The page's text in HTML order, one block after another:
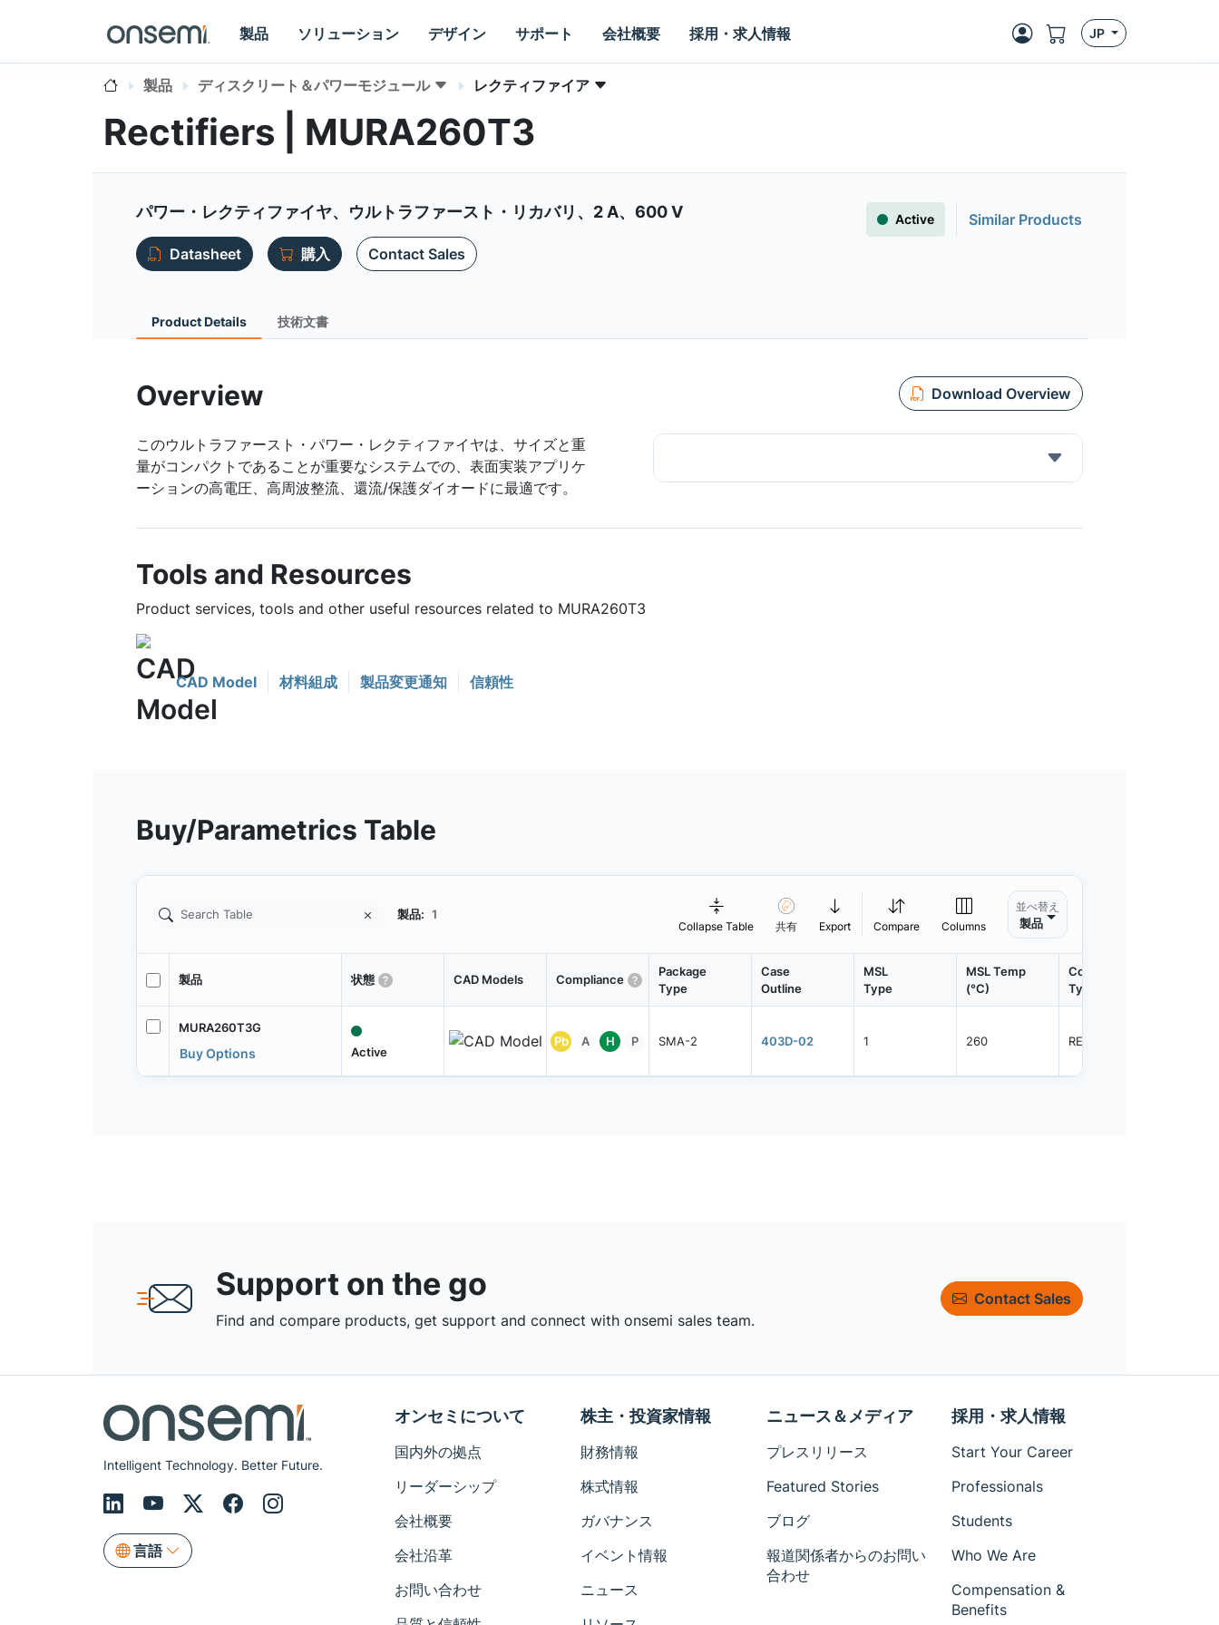
製品 ソリューション デザイン サポート 会社概要 採用・求人情報 JP
製品 ディスクリート＆パワーモジュール レクティファイア
Rectifiers | MURA260T3
パワー・レクティファイヤ、ウルトラファースト・リカバリ、2 A、600 V Active
Similar Products
Datasheet
購入 Contact Sales
Product Details 技術文書
Overview Download Overview
このウルトラファースト・パワー・レクティファイヤは、サイズと重
量がコンパクトであることが重要なシステムでの、表面実装アプリケ
ーションの高電圧、高周波整流、還流/保護ダイオードに最適です。
Tools and Resources
Product services, tools and other useful resources related to MURA260T3
CAD Model 材料組成 製品変更通知 信頼性
Buy/Parametrics Table
製品: 1
Collapse Table 共有 Export Compare Columns
並べ替え
製品
製品 状態 CAD Models Compliance
Package
Type
Case
Outline
MSL
Type
MSL Temp
(°C)
Container
Type
MURA260T3G
Buy Options Active
Pb A H P SMA-2 403D-02 1 260 REEL
Support on the go
Find and compare products, get support and connect with onsemi sales team.
Contact Sales
Intelligent Technology. Better Future.
言語
オンセミについて
国内外の拠点
リーダーシップ
会社概要
会社沿革
お問い合わせ
株主・投資家情報
財務情報
株式情報
ガバナンス
イベント情報
ニュース
ニュース＆メディア
プレスリリース
Featured Stories
ブログ
報道関係者からのお問い
合わせ
採用・求人情報
Start Your Career
Professionals
Students
Who We Are
Compensation &
Benefits